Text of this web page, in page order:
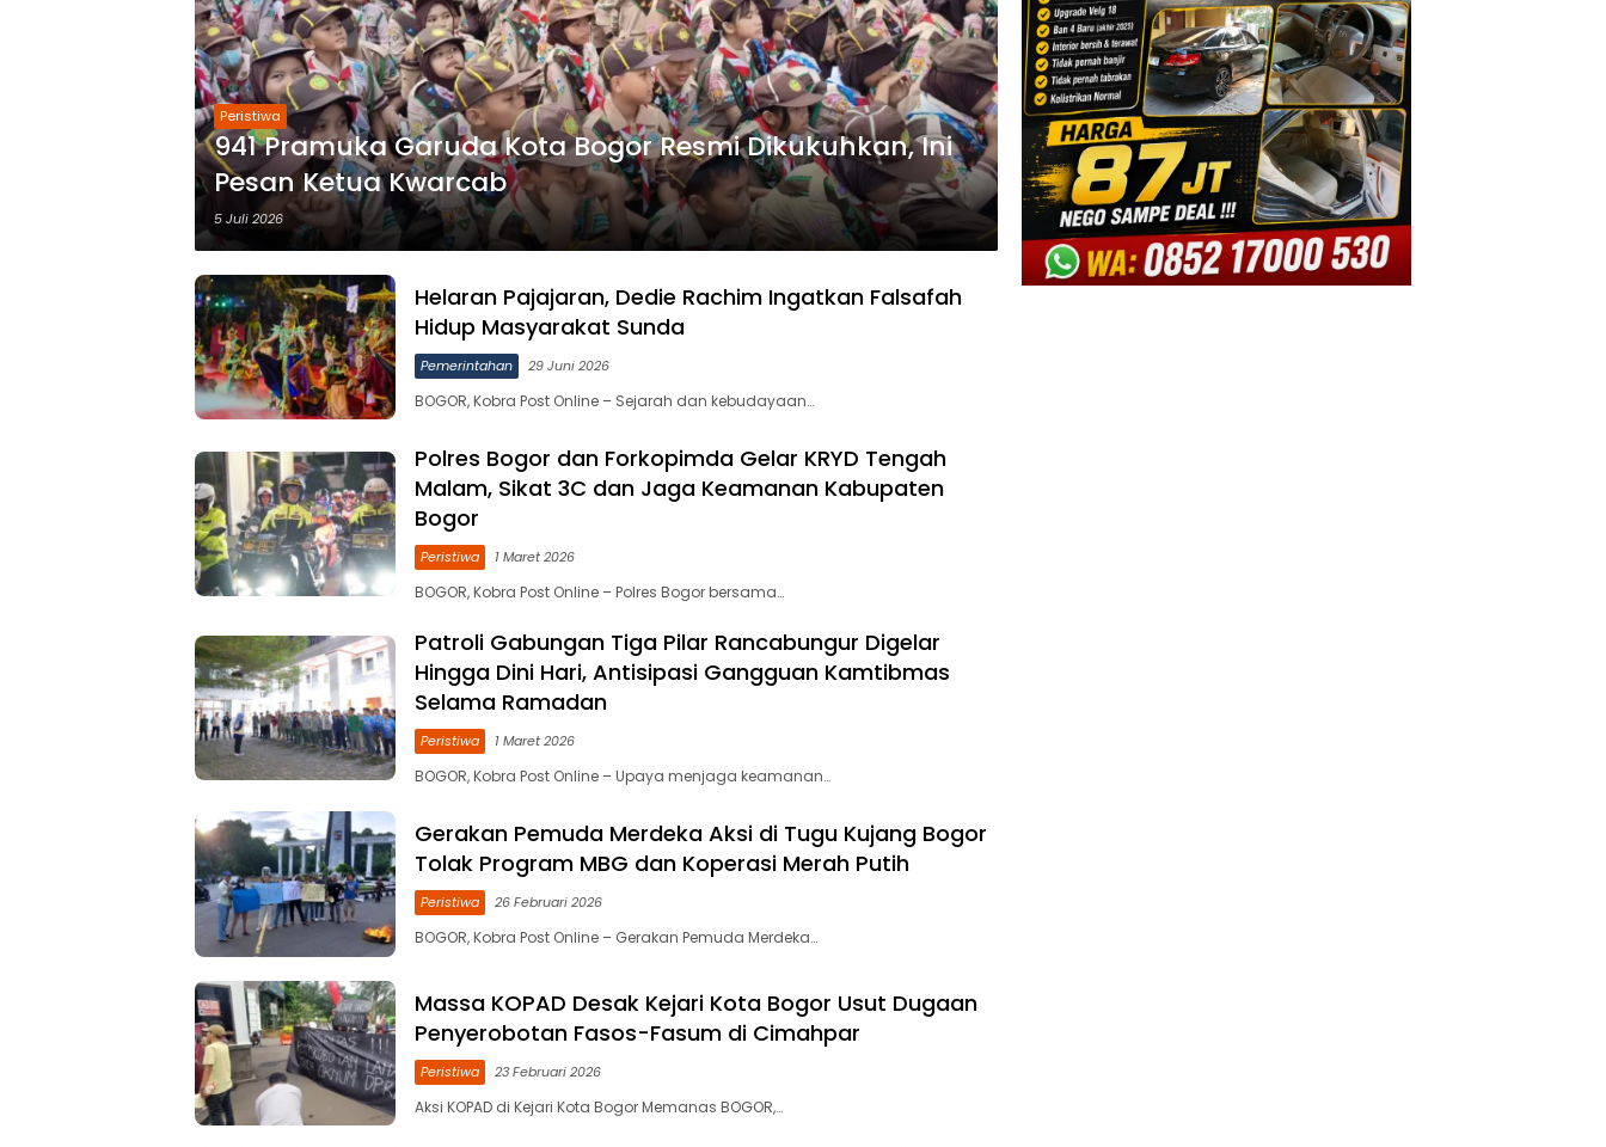
Peristiwa
941 Pramuka Garuda Kota Bogor Resmi Dikukuhkan, Ini
Pesan Ketua Kwarcab
5 Juli 2026
Helaran Pajajaran, Dedie Rachim Ingatkan Falsafah
Hidup Masyarakat Sunda
Pemerintahan 29 Juni 2026
BOGOR, Kobra Post Online – Sejarah dan kebudayaan…
Polres Bogor dan Forkopimda Gelar KRYD Tengah
Malam, Sikat 3C dan Jaga Keamanan Kabupaten
Bogor
Peristiwa 1 Maret 2026
BOGOR, Kobra Post Online – Polres Bogor bersama…
Patroli Gabungan Tiga Pilar Rancabungur Digelar
Hingga Dini Hari, Antisipasi Gangguan Kamtibmas
Selama Ramadan
Peristiwa 1 Maret 2026
BOGOR, Kobra Post Online – Upaya menjaga keamanan…
Gerakan Pemuda Merdeka Aksi di Tugu Kujang Bogor
Tolak Program MBG dan Koperasi Merah Putih
Peristiwa 26 Februari 2026
BOGOR, Kobra Post Online – Gerakan Pemuda Merdeka…
Massa KOPAD Desak Kejari Kota Bogor Usut Dugaan
Penyerobotan Fasos-Fasum di Cimahpar
Peristiwa 23 Februari 2026
Aksi KOPAD di Kejari Kota Bogor Memanas BOGOR,…